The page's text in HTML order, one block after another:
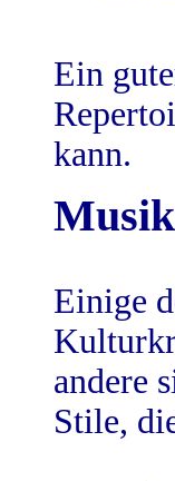
Ein
kann.
Einige
andere
Stile,